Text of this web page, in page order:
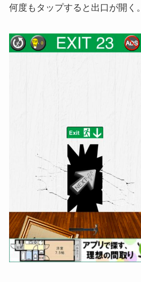
何度もタップすると出口が開く。